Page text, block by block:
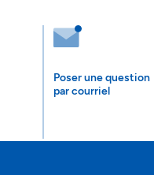
Poser une question
par courriel